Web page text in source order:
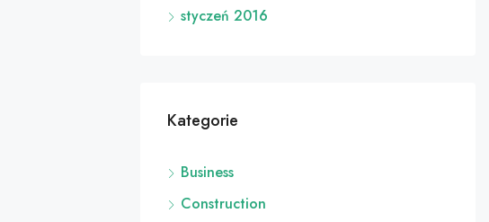
styczeń 2016
Kategorie
Business
Construction